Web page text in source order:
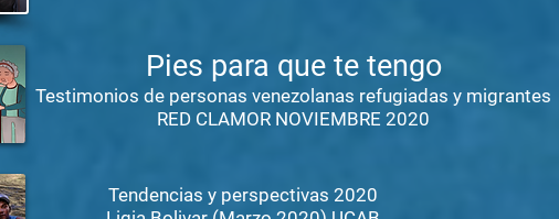
Pies para que te tengo
Testimonios de personas venezolanas refugiadas y migrantes
RED CLAMOR NOVIEMBRE 2020
Tendencias y perspectivas 2020